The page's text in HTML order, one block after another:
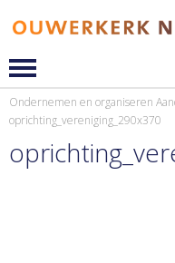
Ondernemen en organiseren
oprichting_vereniging_290x370